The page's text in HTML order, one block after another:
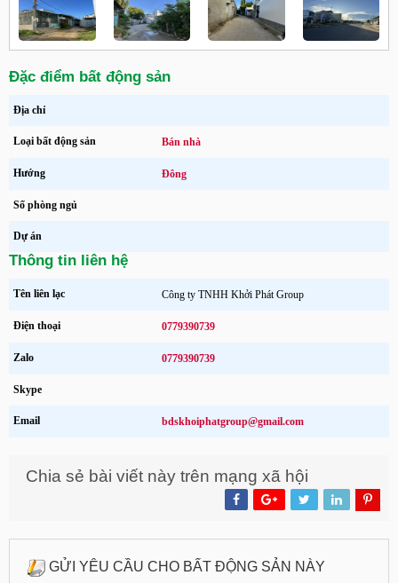
Đặc điểm bất động sản
Địa chỉ
Loại bất động sản Bán nhà
Hướng Đông
Số phòng ngủ
Dự án
Thông tin liên hệ
Tên liên lạc Công ty TNHH Khởi Phát Group
Điện thoại 0779390739
Zalo 0779390739
Skype
Email bdskhoiphatgroup@gmail.com
Chia sẻ bài viết này trên mạng xã hội
GỬI YÊU CẦU CHO BẤT ĐỘNG SẢN NÀY